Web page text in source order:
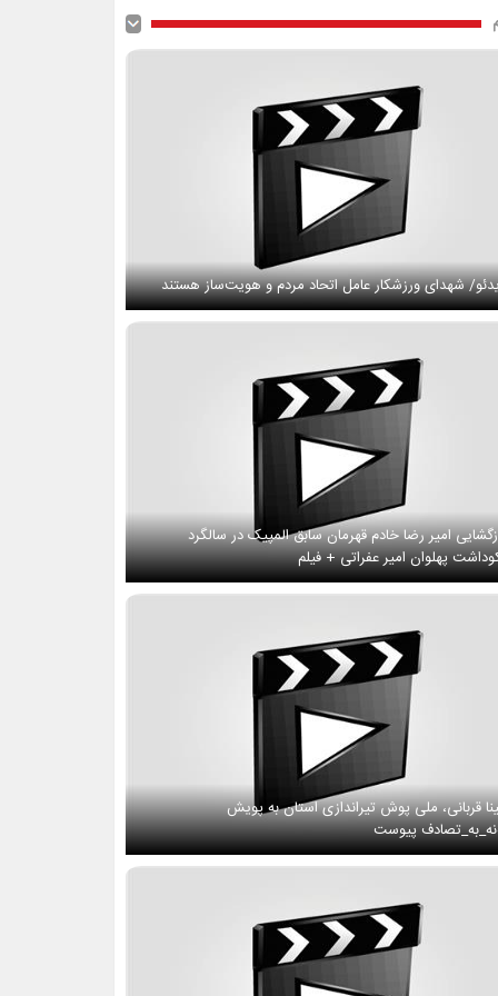
شهدای ورزشکار عامل اتحاد مردم و هویت‌ساز هستند
امیر رضا خادم قهرمان سابق المپیک در سالگرد
پهلوان امیر عفراتی + فیلم
قربانی، ملی پوش تیراندازی استان به پویش
پیوست